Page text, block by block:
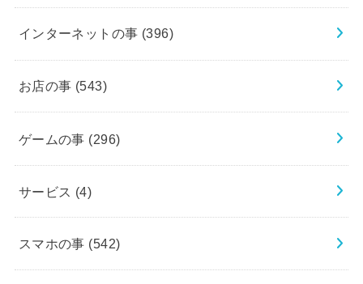
インターネットの事 (396)
お店の事 (543)
ゲームの事 (296)
サービス (4)
スマホの事 (542)